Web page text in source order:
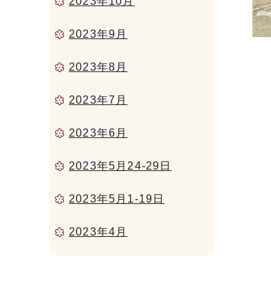
2023年9月
2023年8月
2023年7月
2023年6月
2023年5月24-29日
2023年5月1-19日
2023年4月